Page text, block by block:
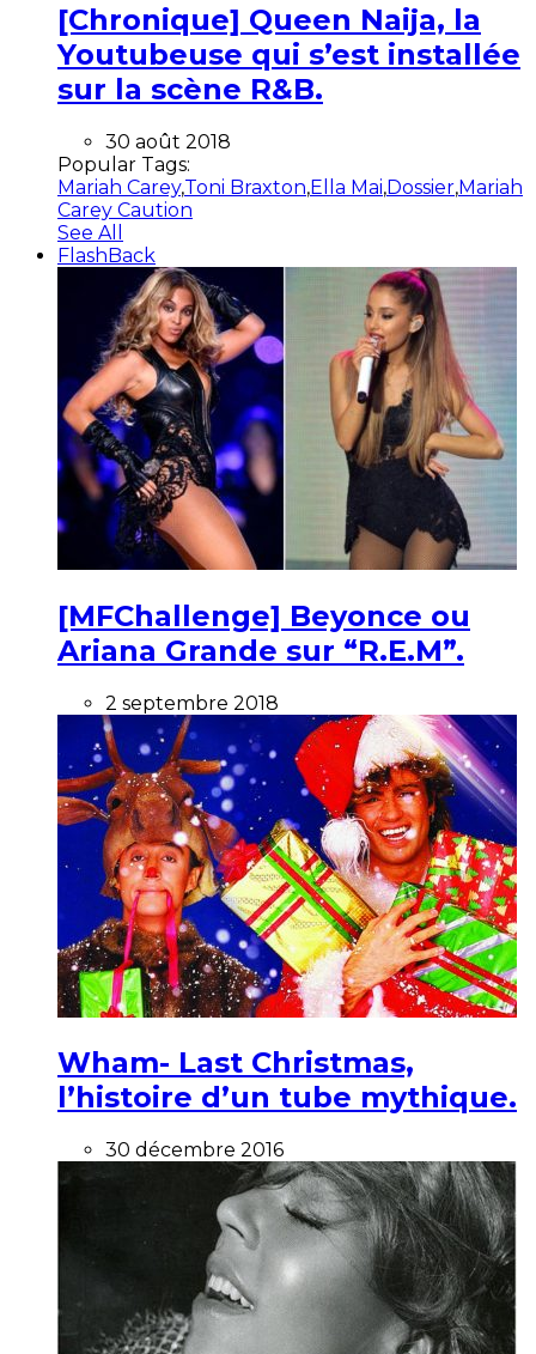
[Chronique] Queen Naija, la
Youtubeuse qui s’est installée
sur la scène R&B.
30 août 2018
Popular Tags:
Mariah Carey,Toni Braxton,Ella Mai,Dossier,Mariah
Carey Caution
See All
FlashBack
[MFChallenge] Beyonce ou
Ariana Grande sur “R.E.M”.
2 septembre 2018
Wham- Last Christmas,
l’histoire d’un tube mythique.
30 décembre 2016